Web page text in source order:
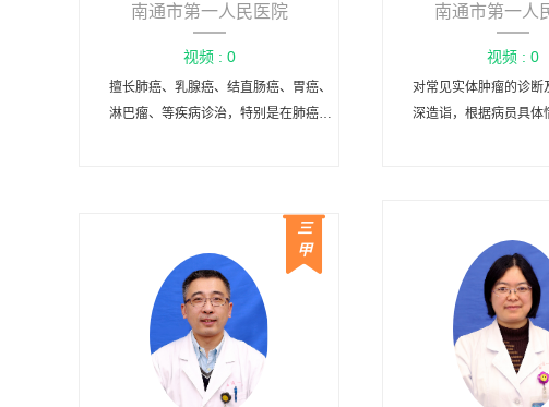
南通市第一人民医院
视频 : 0
擅长肺癌、乳腺癌、结直肠癌、胃癌、
淋巴瘤、等疾病诊治，特别是在肺癌、
能熟练进行输液港手术。
南通市第一人
视频 : 0
对常见实体肿瘤的诊断
深造诣，根据病员具体
三
甲